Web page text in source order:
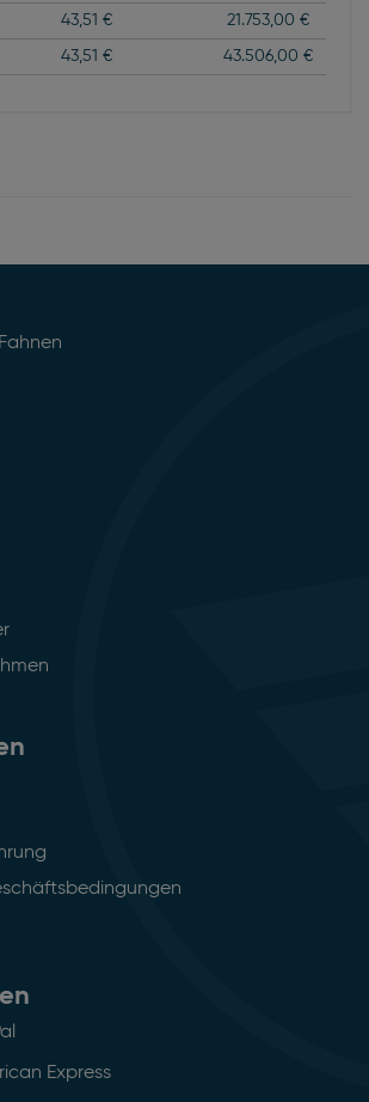
43,51 € 21.753,00 €
43,51 € 43.506,00 €
Express